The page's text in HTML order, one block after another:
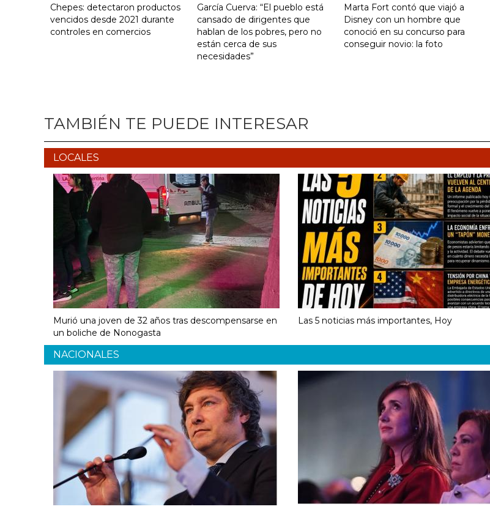
Chepes: detectaron productos
vencidos desde 2021 durante
controles en comercios
García Cuerva: “El pueblo está
cansado de dirigentes que
hablan de los pobres, pero no
están cerca de sus
necesidades”
Marta Fort contó que viajó a
Disney con un hombre que
conoció en su concurso para
conseguir novio: la foto
TAMBIÉN TE PUEDE INTERESAR
LOCALES
Murió una joven de 32 años tras descompensarse en
un boliche de Nonogasta
Las 5 noticias más importantes, Hoy
NACIONALES